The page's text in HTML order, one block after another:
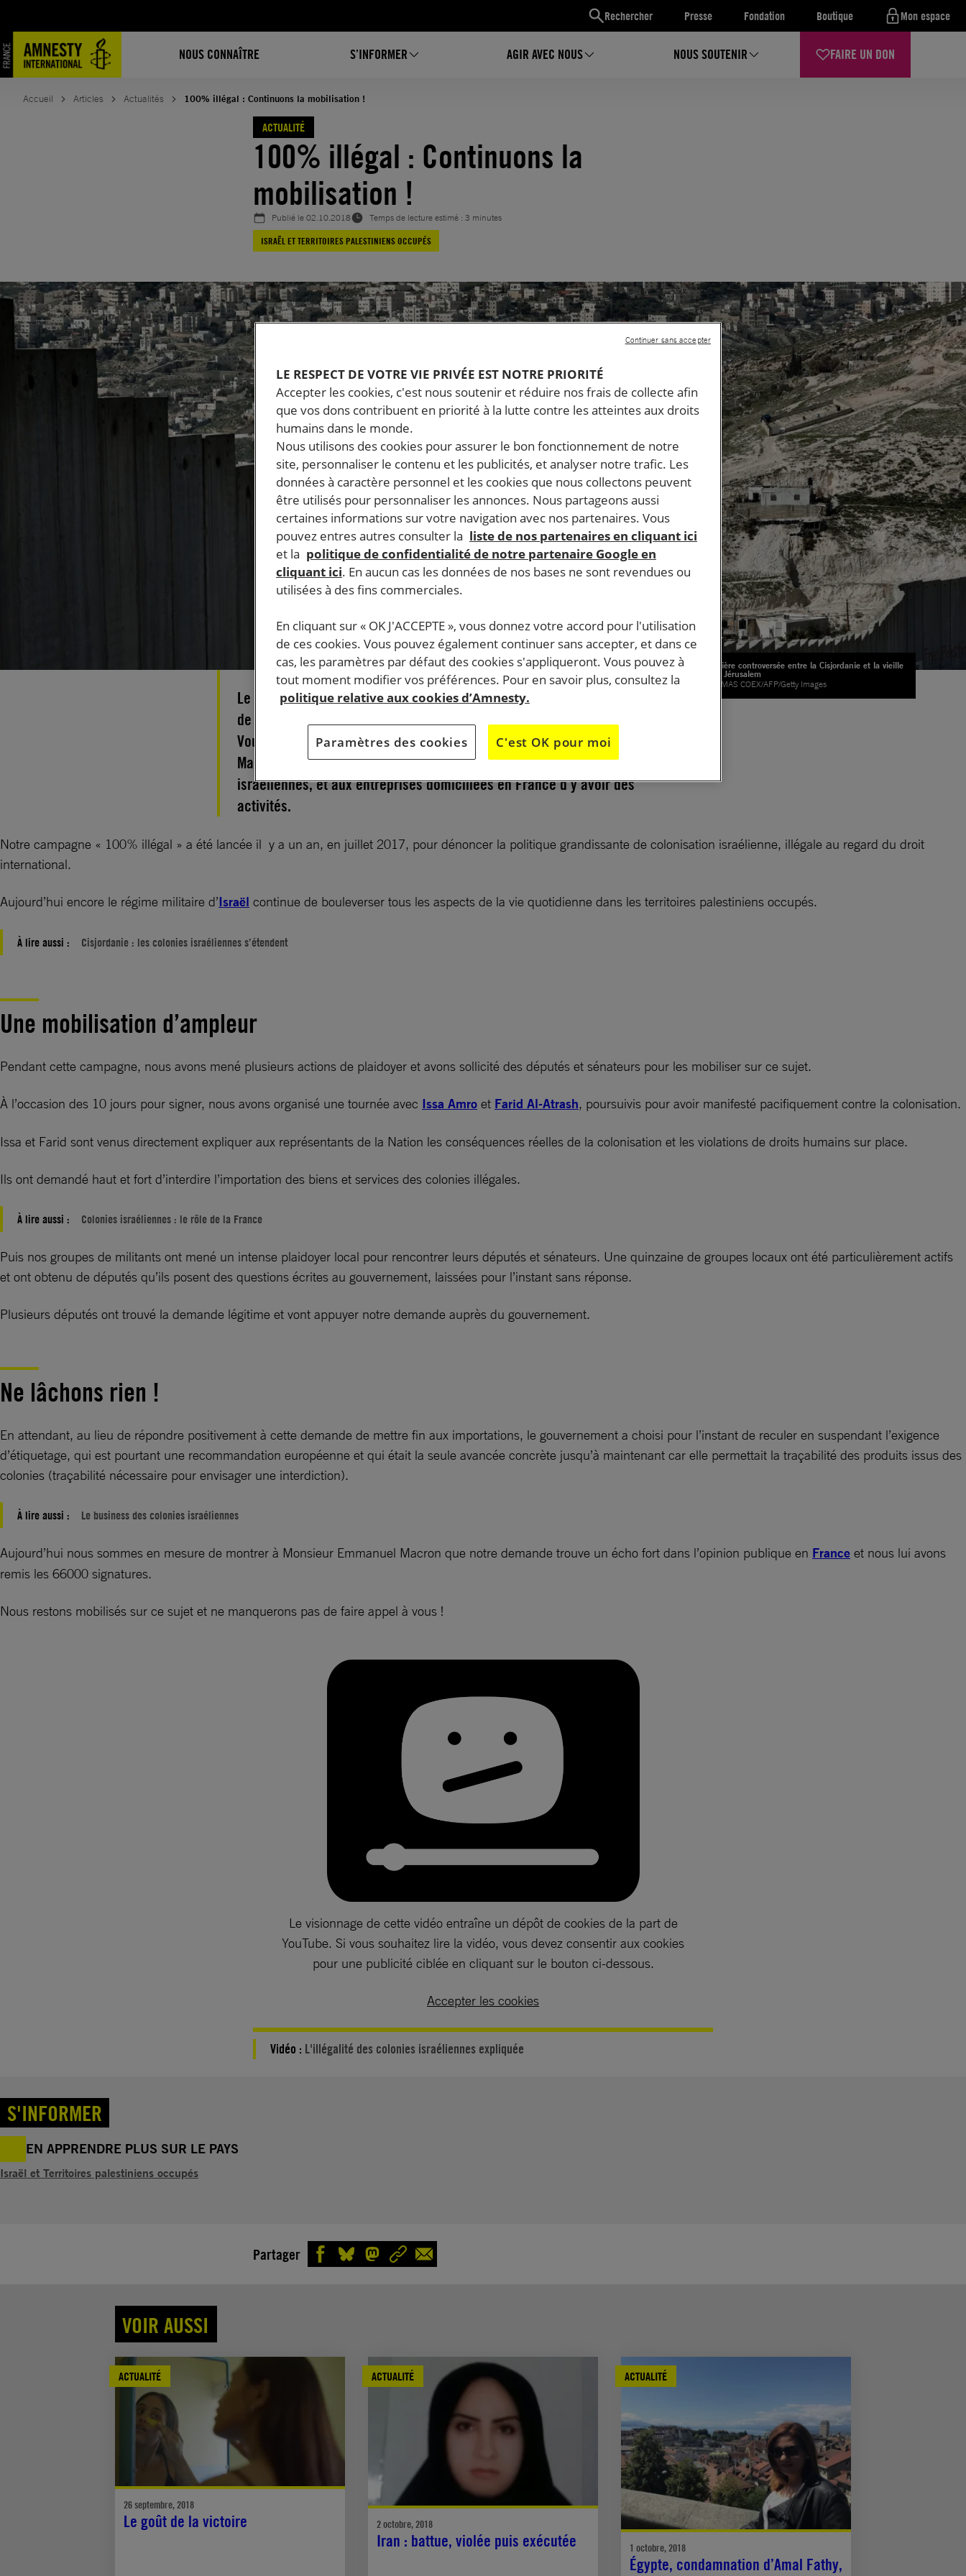
Rechercher Presse Fondation Boutique Mon espace
NOUS CONNAÎTRE S’INFORMER AGIR AVEC NOUS NOUS SOUTENIR FAIRE UN DON
contenu
Accueil Articles Actualités 100% illégal : Continuons la mobilisation !
ACTUALITÉ
100% illégal : Continuons la
mobilisation !
Publié le02.10.2018
Temps de lecture estimé : 3 minutes
ISRAËL ET TERRITOIRES PALESTINIENS OCCUPÉS
La barrière controversée entre la Cisjordanie et la vieille
ville de Jérusalem
© THOMAS COEX/AFP/Getty Images
Le 27 septembre marquait la date « anniversaire » de l’établissement
de la première colonie israélienne en Cisjordanie, il y a cinquante ans.
Vous avez été plus de 66 000 à demander au Président Emmanuel
Macron, d’interdire l’importation des biens produits dans les colonies
israéliennes, et aux entreprises domiciliées en France d’y avoir des
activités.
Notre campagne « 100% illégal » a été lancée il y a un an, en juillet 2017, pour dénoncer la politique grandissante de colonisation israélienne, illégale au regard du droit
international.
Aujourd’hui encore le régime militaire d’Israël continue de bouleverser tous les aspects de la vie quotidienne dans les territoires palestiniens occupés.
À lire aussi : Cisjordanie : les colonies israéliennes s’étendent
Une mobilisation d’ampleur
Pendant cette campagne, nous avons mené plusieurs actions de plaidoyer et avons sollicité des députés et sénateurs pour les mobiliser sur ce sujet.
À l’occasion des 10 jours pour signer, nous avons organisé une tournée avec Issa Amro et Farid Al-Atrash, poursuivis pour avoir manifesté pacifiquement contre la colonisation.
Issa et Farid sont venus directement expliquer aux représentants de la Nation les conséquences réelles de la colonisation et les violations de droits humains sur place.
Ils ont demandé haut et fort d’interdire l’importation des biens et services des colonies illégales.
À lire aussi : Colonies israéliennes : le rôle de la France
Puis nos groupes de militants ont mené un intense plaidoyer local pour rencontrer leurs députés et sénateurs. Une quinzaine de groupes locaux ont été particulièrement actifs
et ont obtenu de députés qu’ils posent des questions écrites au gouvernement, laissées pour l’instant sans réponse.
Plusieurs députés ont trouvé la demande légitime et vont appuyer notre demande auprès du gouvernement.
Ne lâchons rien !
En attendant, au lieu de répondre positivement à cette demande de mettre fin aux importations, le gouvernement a choisi pour l’instant de reculer en suspendant l’exigence
d’étiquetage, qui est pourtant une recommandation européenne et qui était la seule avancée concrète jusqu’à maintenant car elle permettait la traçabilité des produits issus des
colonies (traçabilité nécessaire pour envisager une interdiction).
À lire aussi : Le business des colonies israéliennes
Aujourd’hui nous sommes en mesure de montrer à Monsieur Emmanuel Macron que notre demande trouve un écho fort dans l’opinion publique en France et nous lui avons
remis les 66000 signatures.
Nous restons mobilisés sur ce sujet et ne manquerons pas de faire appel à vous !
Le visionnage de cette vidéo entraîne un dépôt de cookies de la part de
YouTube. Si vous souhaitez lire la vidéo, vous devez consentir aux cookies
pour une publicité ciblée en cliquant sur le bouton ci-dessous.
Accepter les cookies
Vidéo : L'illégalité des colonies israéliennes expliquée
S'INFORMER
EN APPRENDRE PLUS SUR LE PAYS
Israël et Territoires palestiniens occupés
Partager
VOIR AUSSI
ACTUALITÉ
26 septembre, 2018
Le goût de la victoire
ACTUALITÉ
2 octobre, 2018
Iran : battue, violée puis exécutée
ACTUALITÉ
1 octobre, 2018
Égypte, condamnation d’Amal Fathy,
LE RESPECT DE VOTRE VIE PRIVÉE EST NOTRE PRIORITÉ
Accepter les cookies, c'est nous soutenir et réduire nos frais de collecte afin
que vos dons contribuent en priorité à la lutte contre les atteintes aux droits
humains dans le monde.
Nous utilisons des cookies pour assurer le bon fonctionnement de notre
site, personnaliser le contenu et les publicités, et analyser notre trafic. Les
données à caractère personnel et les cookies que nous collectons peuvent
être utilisés pour personnaliser les annonces. Nous partageons aussi
certaines informations sur votre navigation avec nos partenaires. Vous
pouvez entres autres consulter la liste de nos partenaires en cliquant ici
et la politique de confidentialité de notre partenaire Google en
cliquant ici. En aucun cas les données de nos bases ne sont revendues ou
utilisées à des fins commerciales.
En cliquant sur « OK J'ACCEPTE », vous donnez votre accord pour l'utilisation
de ces cookies. Vous pouvez également continuer sans accepter, et dans ce
cas, les paramètres par défaut des cookies s'appliqueront. Vous pouvez à
tout moment modifier vos préférences. Pour en savoir plus, consultez la
politique relative aux cookies d’Amnesty.
Paramètres des cookies C'est OK pour moi
Continuer sans accepter